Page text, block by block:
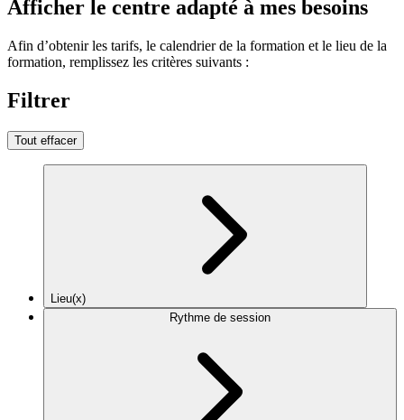
Afficher le centre adapté à mes besoins
Afin d’obtenir les tarifs, le calendrier de la formation et le lieu de la
formation, remplissez les critères suivants :
Filtrer
Tout effacer
Lieu(x)
Rythme de session